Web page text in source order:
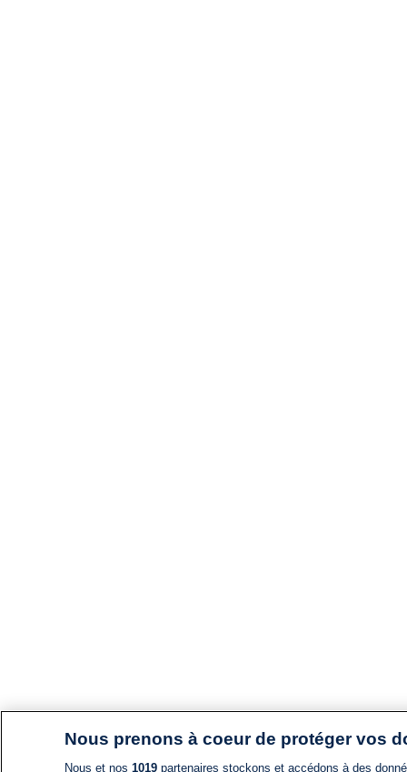
Nous prenons à coeur de protéger vos
Nous et nos 1019partenaires stockons et accédons à des